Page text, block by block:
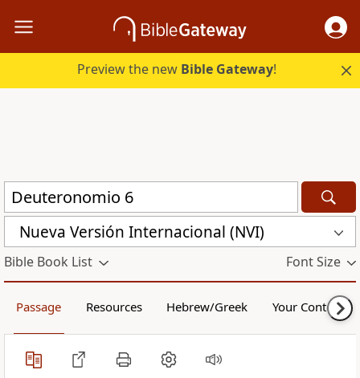
Preview the new Bible Gateway!
Nueva Versión Internacional (NVI)
Bible Book List Font Size
Passage Resources Hebrew/Greek Your Content